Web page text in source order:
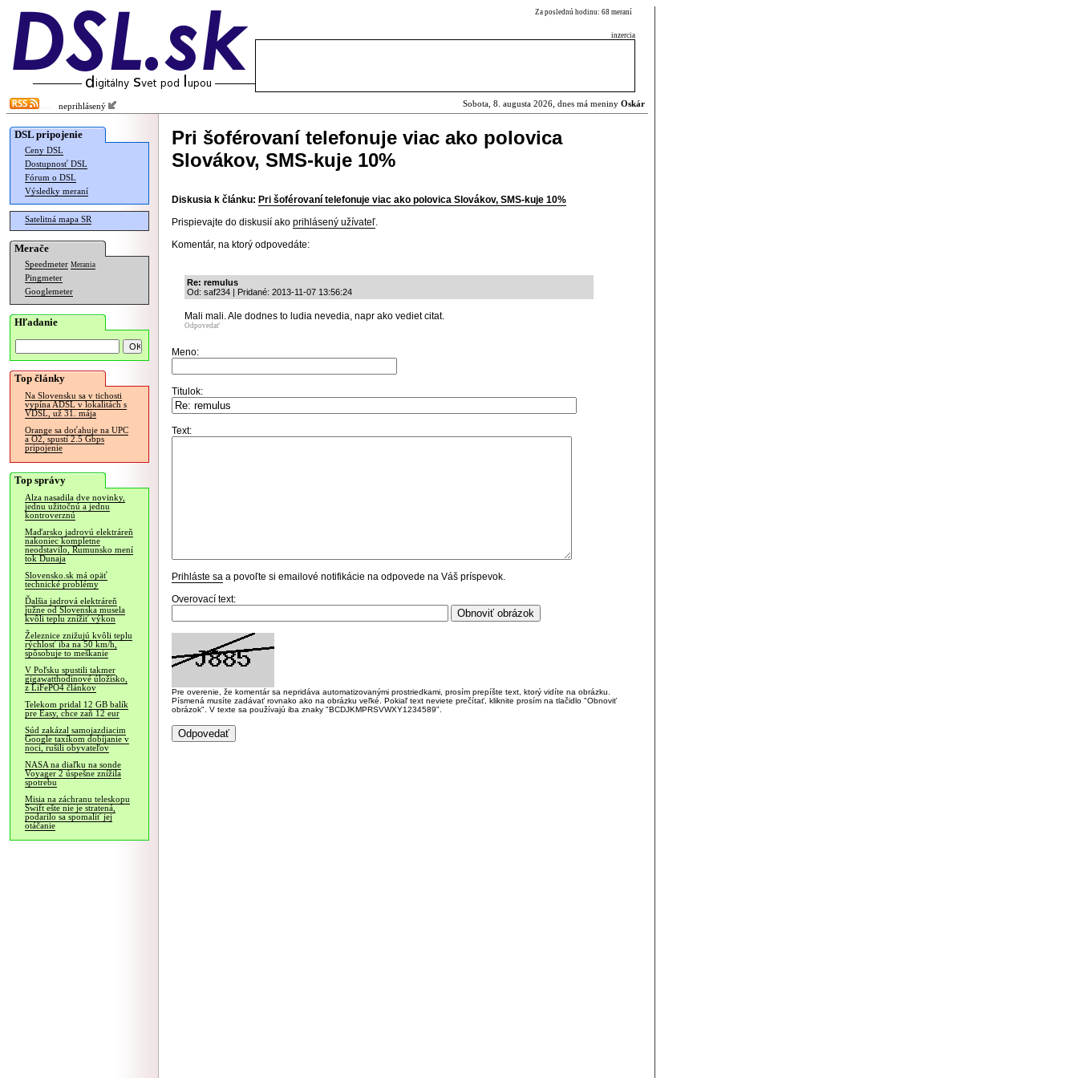
Za poslednú hodinu: 68 meraní
inzercia
neprihlásený Sobota, 8. augusta 2026, dnes má meniny Oskár
DSL pripojenie
Ceny DSL
Dostupnosť DSL
Fórum o DSL
Výsledky meraní
Satelitná mapa SR
Merače
Speedmeter Merania
Pingmeter
Googlemeter
Hľadanie
Top články
Na Slovensku sa v tichosti
vypína ADSL v lokalitách s
VDSL, už 31. mája
Orange sa doťahuje na UPC
a O2, spustí 2.5 Gbps
pripojenie
Top správy
Alza nasadila dve novinky,
jednu užitočnú a jednu
kontroverznú
Maďarsko jadrovú elektráreň
nakoniec kompletne
neodstavilo, Rumunsko mení
tok Dunaja
Slovensko.sk má opäť
technické problémy
Ďalšia jadrová elektráreň
južne od Slovenska musela
kvôli teplu znížiť výkon
Železnice znižujú kvôli teplu
rýchlosť iba na 50 km/h,
spôsobuje to meškanie
V Poľsku spustili takmer
gigawatthodinové úložisko,
z LiFePO4 článkov
Telekom pridal 12 GB balík
pre Easy, chce zaň 12 eur
Súd zakázal samojazdiacim
Google taxíkom dobíjanie v
noci, rušili obyvateľov
NASA na diaľku na sonde
Voyager 2 úspešne znížila
spotrebu
Misia na záchranu teleskopu
Swift ešte nie je stratená,
podarilo sa spomaliť jej
otáčanie
Pri šoférovaní telefonuje viac ako polovica
Slovákov, SMS-kuje 10%
Diskusia k článku: Pri šoférovaní telefonuje viac ako polovica Slovákov, SMS-kuje 10%
Prispievajte do diskusií ako prihlásený užívateľ.
Komentár, na ktorý odpovedáte:
Re: remulus
Od: saf234 | Pridané: 2013-11-07 13:56:24
Mali mali. Ale dodnes to ludia nevedia, napr ako vediet citat.
Odpovedať
Meno:
Titulok:
Text:
Prihláste sa a povoľte si emailové notifikácie na odpovede na Váš príspevok.
Overovací text:
Pre overenie, že komentár sa nepridáva automatizovanými prostriedkami, prosím prepíšte text, ktorý vidíte na obrázku.
Písmená musíte zadávať rovnako ako na obrázku veľké. Pokiaľ text neviete prečítať, kliknite prosím na tlačidlo "Obnoviť
obrázok". V texte sa používajú iba znaky "BCDJKMPRSVWXY1234589".